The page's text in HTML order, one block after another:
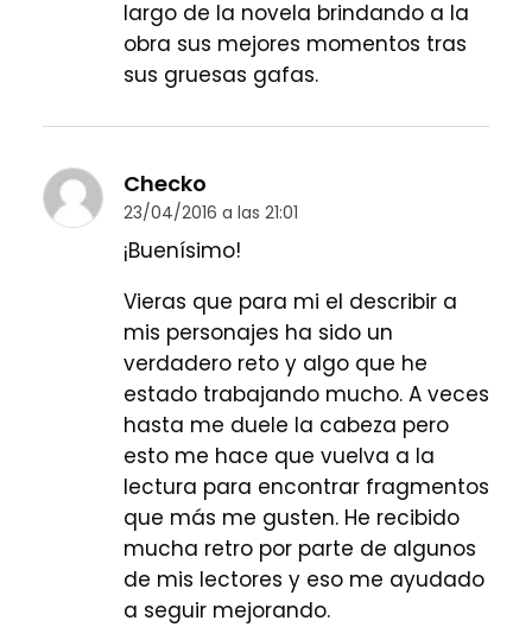
largo de la novela brindando a la
obra sus mejores momentos tras
sus gruesas gafas.
Checko
23/04/2016 a las 21:01
¡Buenísimo!
Vieras que para mi el describir a
mis personajes ha sido un
verdadero reto y algo que he
estado trabajando mucho. A veces
hasta me duele la cabeza pero
esto me hace que vuelva a la
lectura para encontrar fragmentos
que más me gusten. He recibido
mucha retro por parte de algunos
de mis lectores y eso me ayudado
a seguir mejorando.